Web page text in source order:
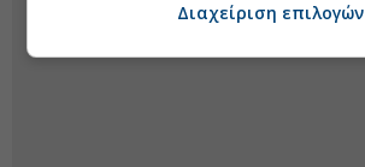
Διαχείριση επιλογών